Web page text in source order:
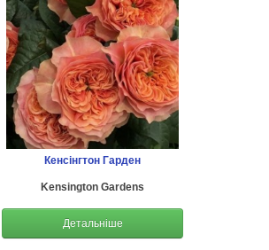
Кенсінгтон Гарден
Kensington Gardens
Детальніше